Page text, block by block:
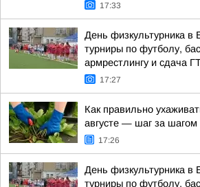
17:33
День физкультурника
турниры по футболу,
армрестлингу и сдача
17:27
Как правильно
августе — шаг за
17:26
День физкультурника
турниры по футболу,